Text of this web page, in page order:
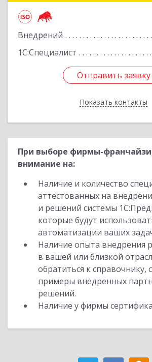
Внедрений
1С:Специалист
Отправить заявку
Показать контакты
Отправить заявку
Назад
При выборе фирмы-
внимание на:
Наличие и количество
аттестованных на
и решений системы
которые будут
автоматизации ваших
Наличие опыта внедрения
в вашей или близкой
обратиться к
примеры внедренных
решений.
Наличие у фирмы